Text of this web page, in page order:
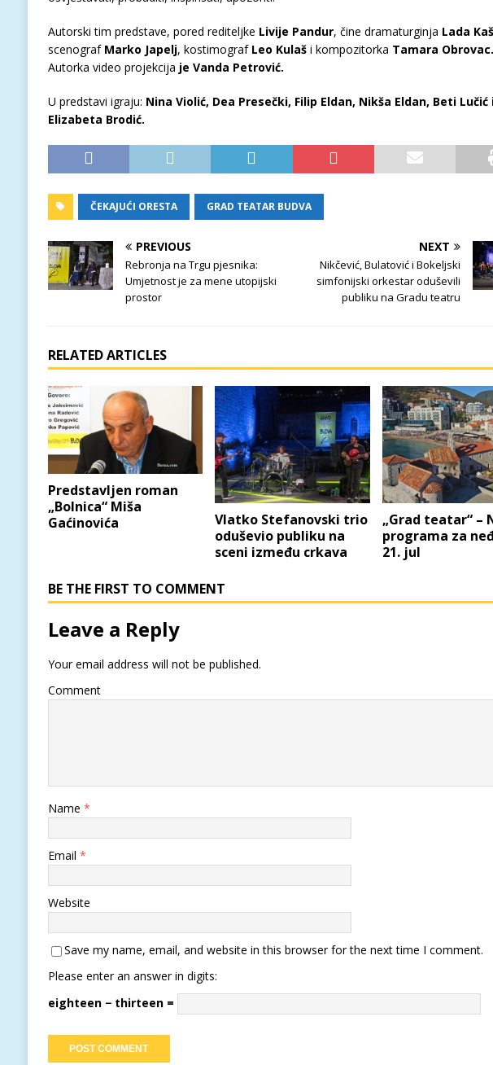
Autorski tim predstave, pored rediteljke Livije Pandur, čine dramaturginja Lada
scenograf Marko Japelj, kostimograf Leo Kulaši kompozitorka Tamara Obrovac.
Autorka video projekcija je Vanda Petrović.
U predstavi igraju: Nina Violić, Dea Presečki, Filip Eldan, Nikša Eldan, Beti Lučić
Elizabeta Brodić.
ČEKAJUĆI ORESTA GRAD TEATAR BUDVA
PREVIOUS
Rebronja na Trgu pjesnika:
Umjetnost je za mene utopijski
prostor
NEXT
Nikčević, Bulatović i Bokeljski
simfonijski orkestar oduševili
publiku na Gradu teatru
RELATED ARTICLES
Predstavljen roman
„Bolnica“ Miša
Gaćinovića
Vlatko Stefanovski trio
oduševio publiku na
sceni između crkava
„Grad teatar“ –
programa za
21. jul
BE THE FIRST TO COMMENT
Leave a Reply
Your email address will not be published.
Comment
Name *
Email *
Website
Save my name, email, and website in this browser for the next time I comment.
Please enter an answer in digits:
eighteen − thirteen =